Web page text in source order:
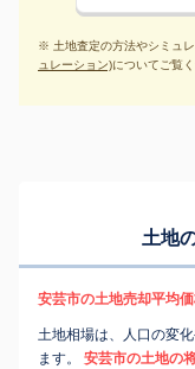
※ 土地査定の方法やシミュレ
ュレーション)についてご覧く
土地
安芸市の土地売却平均
土地相場は、人口の変
ます。
安芸市の土地の